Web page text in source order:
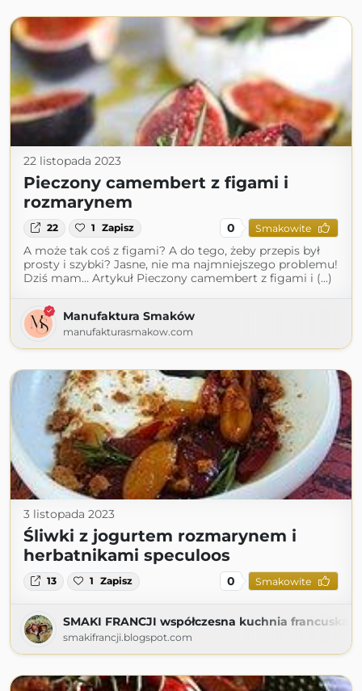
22 listopada 2023
Pieczony camembert z figami i
rozmarynem
22 1 Zapisz 0 Smakowite
A może tak coś z figami? A do tego, żeby przepis był
prosty i szybki? Jasne, nie ma najmniejszego problemu!
Dziś mam… Artykuł Pieczony camembert z figami i (...)
Manufaktura Smaków
manufakturasmakow.com
3 listopada 2023
Śliwki z jogurtem rozmarynem i
herbatnikami speculoos
13 1 Zapisz 0 Smakowite
SMAKI FRANCJI współczesna kuchnia francuska
smakifrancji.blogspot.com